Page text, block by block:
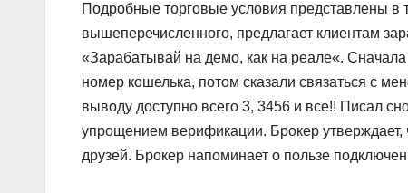
Подробные торговые условия представлены в
вышеперечисленного, предлагает клиентам
«Зарабатывай на демо, как на реале«.
номер кошелька, потом сказали связаться с
выводу доступно всего 3, 3456 и все!! Писал
упрощением верификации. Брокер
друзей. Брокер напоминает о пользе